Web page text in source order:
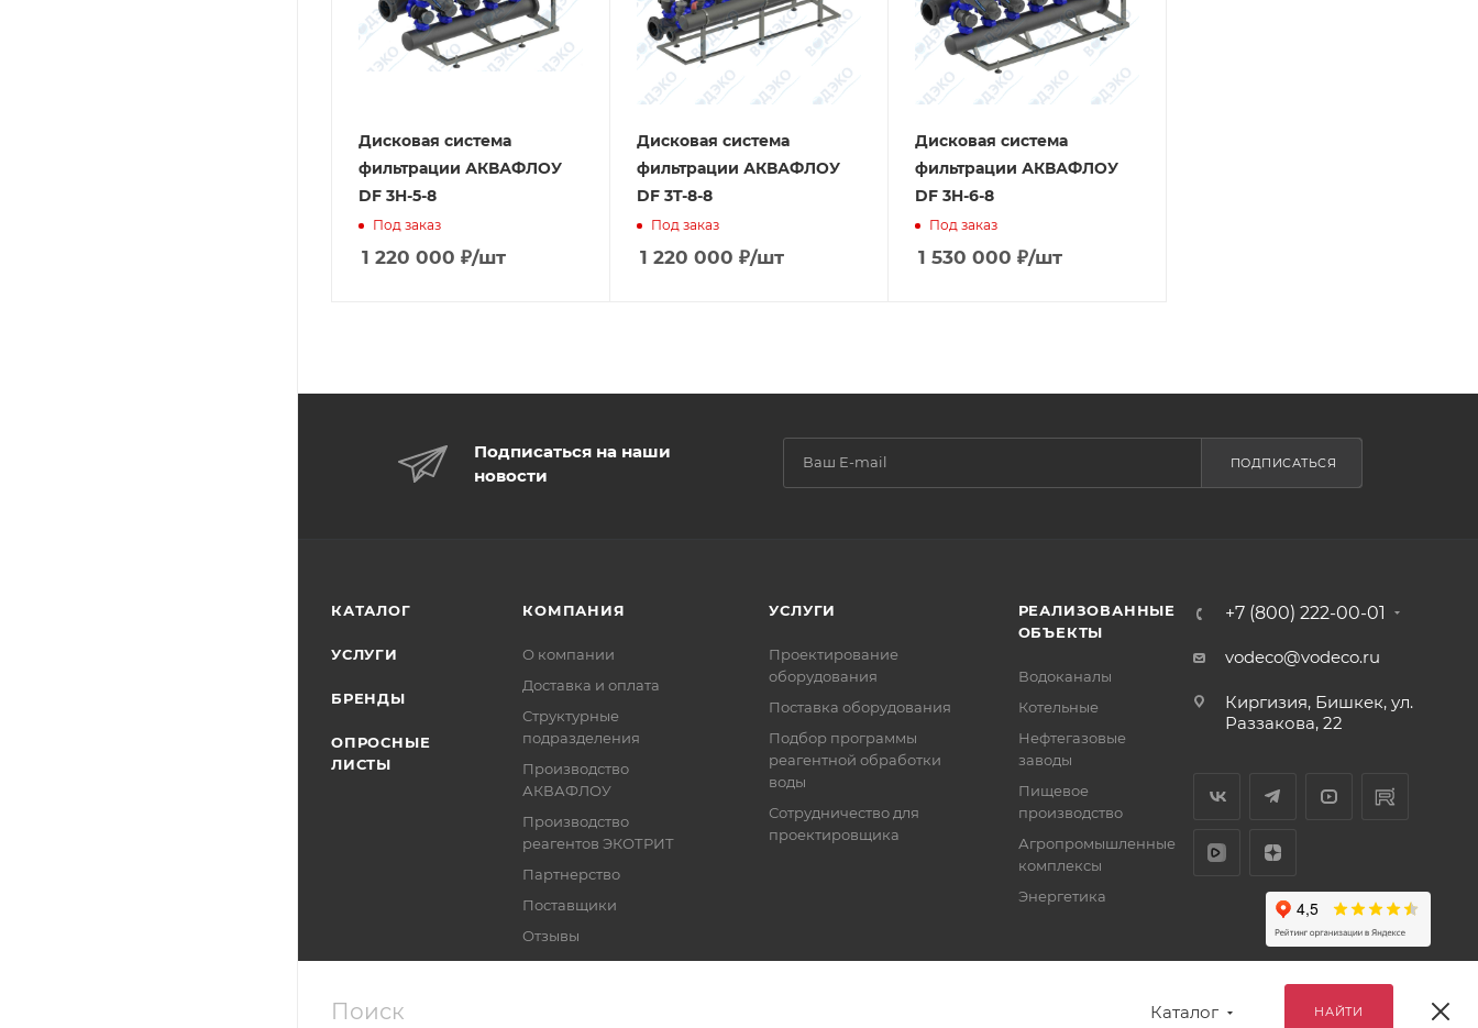
Дисковая система
фильтрации АКВАФЛОУ
DF 3H-5-8
Под заказ
1 220 000 ₽/шт
Дисковая система
фильтрации АКВАФЛОУ
DF 3T-8-8
Под заказ
1 220 000 ₽/шт
Дисковая система
фильтрации АКВАФЛОУ
DF 3H-6-8
Под заказ
1 530 000 ₽/шт
Подписаться на наши
новости
ПОДПИСАТЬСЯ
КАТАЛОГ
УСЛУГИ
БРЕНДЫ
ОПРОСНЫЕ
ЛИСТЫ
КОМПАНИЯ
О компании
Доставка и оплата
Структурные
подразделения
Производство
АКВАФЛОУ
Производство
реагентов ЭКОТРИТ
Партнерство
Поставщики
Отзывы
Реквизиты
УСЛУГИ
Проектирование
оборудования
Поставка оборудования
Подбор программы
реагентной обработки
воды
Сотрудничество для
проектировщика
РЕАЛИЗОВАННЫЕ
ОБЪЕКТЫ
Водоканалы
Котельные
Нефтегазовые
заводы
Пищевое
производство
Агропромышленные
комплексы
Энергетика
+7 (800) 222-00-01
vodeco@vodeco.ru
Киргизия, Бишкек, ул.
Раззакова, 22
НАЙТИ
Каталог